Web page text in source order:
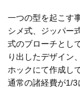
一つの型を起こす
シメ式、ジッパー
式のブローチとし
り出したデザイン
ホックにて作成し
通常の諸経費が1/3